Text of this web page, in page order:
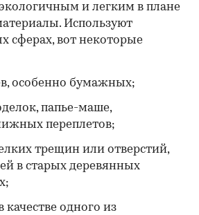
/ 00:00
и легким в плане
Используют
сферах, вот некоторые
особенно бумажных;
папье-маше,
переплетов;
трещин или отверстий,
в старых деревянных
качестве одного из